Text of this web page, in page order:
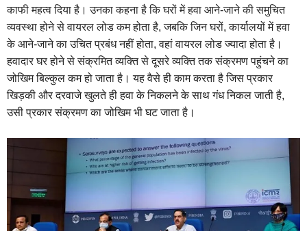
काफी महत्व दिया है। उनका कहना है कि घरों में हवा आने-जाने की समुचित
व्यवस्था होने से वायरल लोड कम होता है, जबकि जिन घरों, कार्यालयों में हवा
के आने-जाने का उचित प्रबंध नहीं होता, वहां वायरल लोड ज्यादा होता है।
हवादार घर होने से संक्रमित व्यक्ति से दूसरे व्यक्ति तक संक्रमण पहुंचने का
जोखिम बिल्कुल कम हो जाता है। यह वैसे ही काम करता है जिस प्रकार
खिड़की और दरवाजे खुलते ही हवा के निकलने के साथ गंध निकल जाती है,
उसी प्रकार संक्रमण का जोखिम भी घट जाता है।